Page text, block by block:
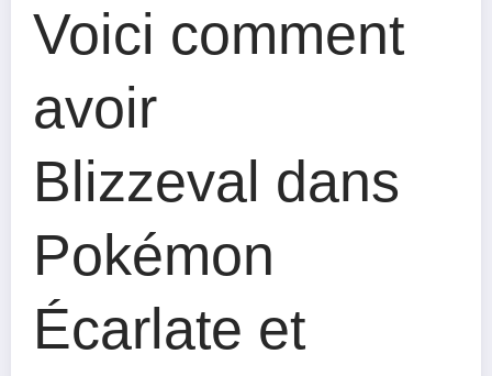
Voici comment
avoir
Blizzeval dans
Pokémon
Écarlate et